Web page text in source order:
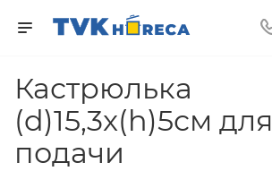
Кастрюлька
(d)15,3x(h)5см для
подачи